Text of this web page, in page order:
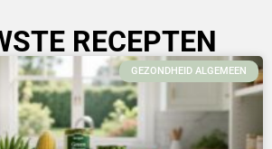
RECEPTEN
GEZONDHEID ALGEMEEN